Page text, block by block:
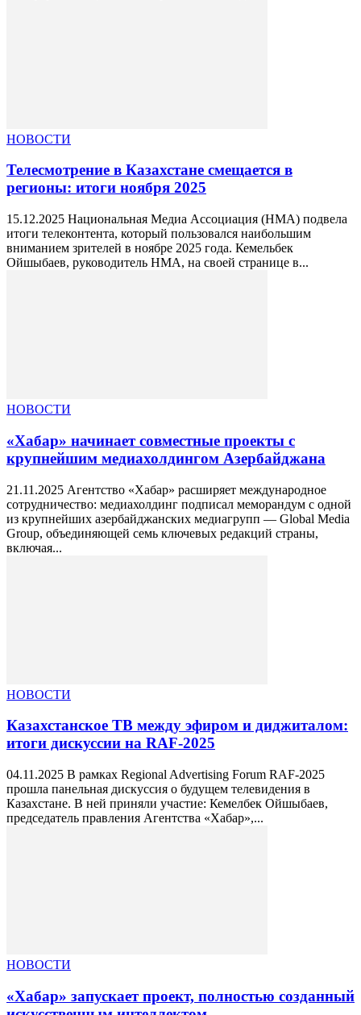
НОВОСТИ
Телесмотрение в Казахстане смещается в
регионы: итоги ноября 2025
15.12.2025 Национальная Медиа Ассоциация (НМА) подвела
итоги телеконтента, который пользовался наибольшим
вниманием зрителей в ноябре 2025 года. Кемельбек
Ойшыбаев, руководитель НМА, на своей странице в...
НОВОСТИ
«Хабар» начинает совместные проекты с
крупнейшим медиахолдингом Азербайджана
21.11.2025 Агентство «Хабар» расширяет международное
сотрудничество: медиахолдинг подписал меморандум с одной
из крупнейших азербайджанских медиагрупп — Global Media
Group, объединяющей семь ключевых редакций страны,
включая...
НОВОСТИ
Казахстанское ТВ между эфиром и диджиталом:
итоги дискуссии на RAF-2025
04.11.2025 В рамках Regional Advertising Forum RAF-2025
прошла панельная дискуссия о будущем телевидения в
Казахстане. В ней приняли участие: Кемелбек Ойшыбаев,
председатель правления Агентства «Хабар»,...
НОВОСТИ
«Хабар» запускает проект, полностью созданный